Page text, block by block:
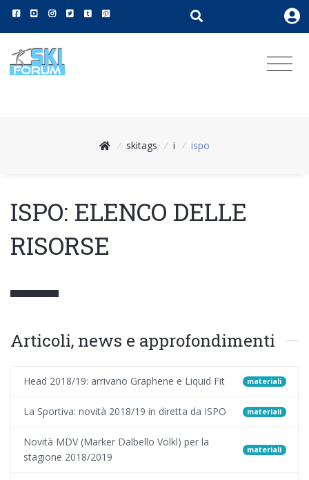
/ skitags / i / ispo
ISPO: ELENCO DELLE
RISORSE
Articoli, news e approfondimenti
Head 2018/19: arrivano Graphene e Liquid Fit materiali
La Sportiva: novità 2018/19 in diretta da ISPO materiali
Novità MDV (Marker Dalbello Völkl) per la
stagione 2018/2019
materiali